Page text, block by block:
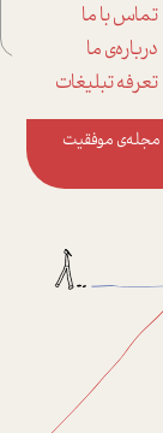
تماس با ما
درباره‌ی ما
تعرفه تبلیغات
مجله‌ی موفقیت